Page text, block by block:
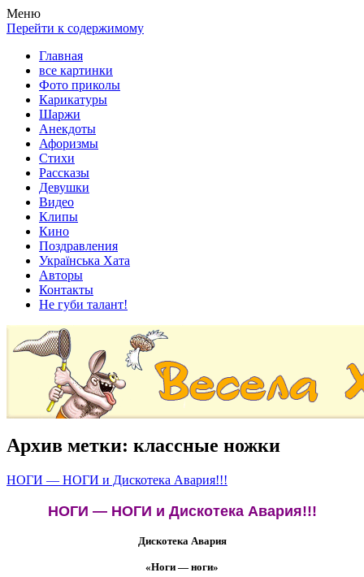
Весела хата — прикольные картинки, смешные истории,
клипы!
Покажем всем ваши фото приколы, карикатуры, шаржи, стихи,
рассказы, видео и песни!
Меню
Перейти к содержимому
Главная
все картинки
Фото приколы
Карикатуры
Шаржи
Анекдоты
Афоризмы
Стихи
Рассказы
Девушки
Видео
Клипы
Кино
Поздравления
Українська Хата
Авторы
Контакты
Не губи талант!
Архив метки: классные ножки
НОГИ — НОГИ и Дискотека Авария!!!
НОГИ — НОГИ и Дискотека Авария!!!
Дискотека Авария
«Ноги — ноги»